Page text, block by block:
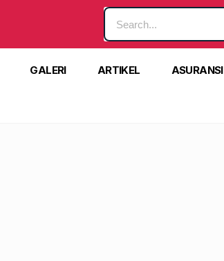
GALERI ARTIKEL ASURANSI